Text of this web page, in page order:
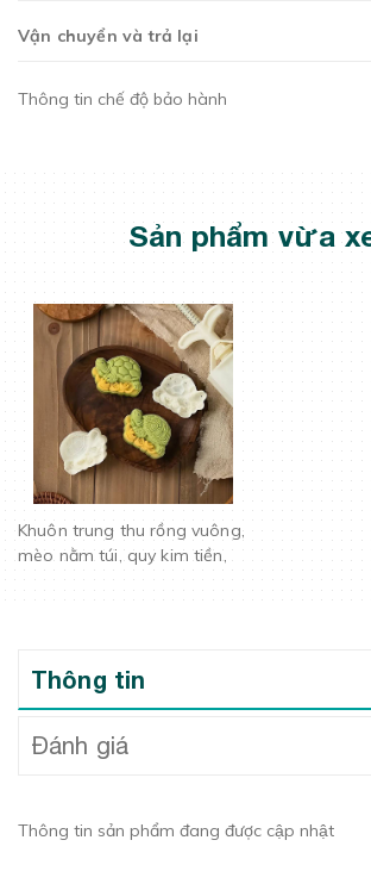
Vận chuyển và trả lại
Thông tin chế độ bảo hành
Sản phẩm vừa
Khuôn trung thu rồng vuông,
mèo nằm túi, quy kim tiền,
khánh hoa mai cá đồng tiền
50gr 2 mặt (cái)
Thông tin
Đánh giá
Thông tin sản phẩm đang được cập nhật